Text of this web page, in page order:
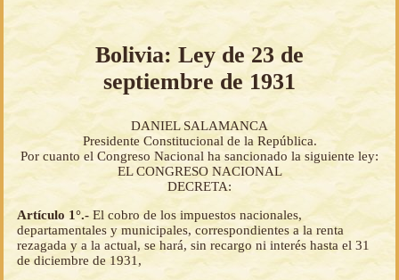
Bolivia: Ley de 23 de
septiembre de 1931
DANIEL SALAMANCA
Presidente Constitucional de la República.
Por cuanto el Congreso Nacional ha sancionado la siguiente ley:
EL CONGRESO NACIONAL
DECRETA:
Artículo 1°.- El cobro de los impuestos nacionales,
departamentales y municipales, correspondientes a la renta
rezagada y a la actual, se hará, sin recargo ni interés hasta el 31
de diciembre de 1931,